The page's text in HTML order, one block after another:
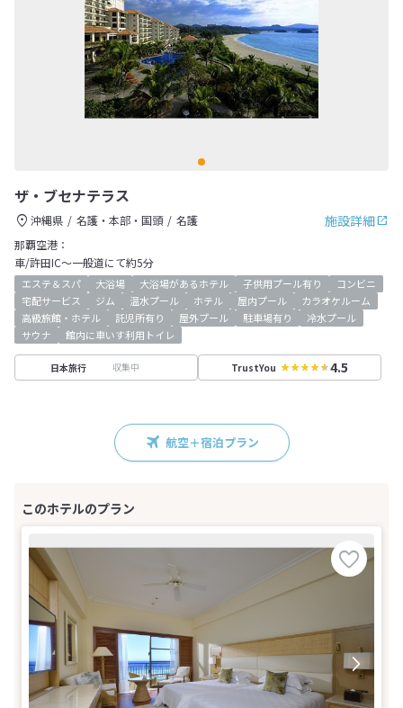
ザ・ブセナテラス
施設詳細
沖縄県 名護・本部・国頭
名護
那覇空港：
車/許田IC～一般道にて約5分
エステ＆スパ 大浴場 大浴場があるホテル 子供用プール有り
コンビニ
宅配サービス
ジム 温水プール ホテル 屋内プール
カラオケルーム
高級旅館・ホテル
託児所有り 屋外プール 駐車場有り
冷水プール
サウナ
館内に車いす利用トイレ
日本旅行 収集中 TrustYou 4.5
航空＋宿泊プラン